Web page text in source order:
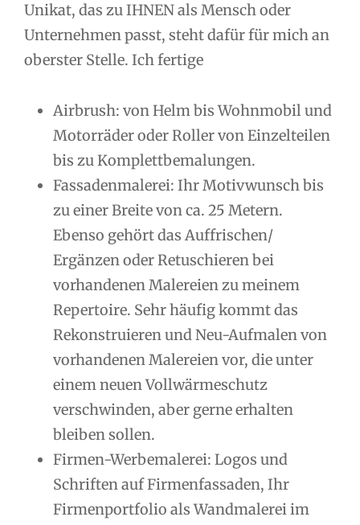
Unikat, das zu IHNEN als Mensch oder
Unternehmen passt, steht dafür für mich an
oberster Stelle. Ich fertige
Airbrush: von Helm bis Wohnmobil und
Motorräder oder Roller von Einzelteilen
bis zu Komplettbemalungen.
Fassadenmalerei: Ihr Motivwunsch bis
zu einer Breite von ca. 25 Metern.
Ebenso gehört das Auffrischen/
Ergänzen oder Retuschieren bei
vorhandenen Malereien zu meinem
Repertoire. Sehr häufig kommt das
Rekonstruieren und Neu-Aufmalen von
vorhandenen Malereien vor, die unter
einem neuen Vollwärmeschutz
verschwinden, aber gerne erhalten
bleiben sollen.
Firmen-Werbemalerei: Logos und
Schriften auf Firmenfassaden, Ihr
Firmenportfolio als Wandmalerei im